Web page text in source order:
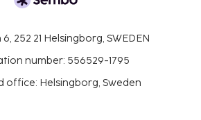
overnatningssted.
orienteringer og kønsidentiteter
252 21 Helsingborg, SWEDEN
number: 556529-1795
office: Helsingborg, Sweden